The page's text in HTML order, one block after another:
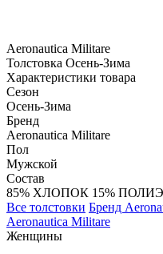
Aeronautica Militare
Толстовка Осень-Зима
Характеристики товара
Сезон
Осень-Зима
Бренд
Aeronautica Militare
Пол
Мужской
Состав
85% ХЛОПОК 15%
Все толстовки Бренд
Aeronautica Militare
Женщины